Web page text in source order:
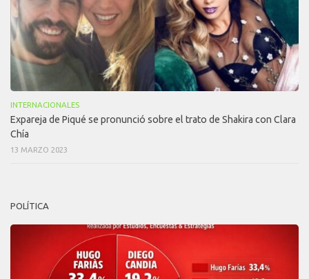
INTERNACIONALES
Expareja de Piqué se pronunció sobre el trato de Shakira con Clara
Chía
13 MARZO 2023
POLÍTICA